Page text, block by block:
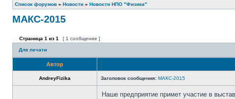
Список форумов » Новости » Новости НПО "Физика"
МАКС-2015
Страница 1 из 1 [ 1 сообщение ]
Для печати
Автор
AndreyFizika Заголовок сообщения: МАКС-2015
Наше предприятие примет участие в